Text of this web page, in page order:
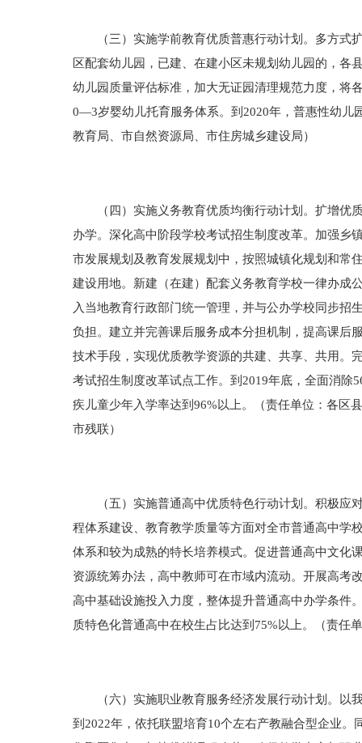
（三）实施学前教育优质普惠行动计划。多方式扩
区配套幼儿园，已建、在建小区未规划幼儿园的，各
幼儿园质量评估标准，加大无证园清理规范力度，将
0—3岁婴幼儿托育服务体系。到2020年，普惠性幼儿
教育局、市自然资源局、市住房城乡建设局）
（四）实施义务教育优质均衡行动计划。扩增优质
办学。深化高中阶段学校考试招生制度改革。加强乡
市发展规划及教育发展规划中，按照城镇化规划和常
建设用地。新建（在建）配套义务教育学校一律办成
入当地教育行政部门统一管理，并与公办学校同步招
负担。建立并完善课后服务成本分担机制，提高课后
技术手段，实现优质教学资源的共建、共享、共用。
考试招生制度改革试点工作。到2019年底，全面消除
疾儿童少年入学率达到96%以上。（责任单位：各区
市残联）
（五）实施普通高中优质特色行动计划。积极应对
程体系建设、教育教学质量等方面对全市普通高中学
体系和较为成熟的特长培养模式。促进普通高中文化
资源统筹办法，高中教师可在市域内流动。开展高考
高中基础设施投入力度，整体提升普通高中办学条件
质特色化普通高中在校生占比达到75%以上。（责任
（六）实施职业教育服务经济发展行动计划。以我
到2022年，依托联盟培育10个左右产教融合型企业